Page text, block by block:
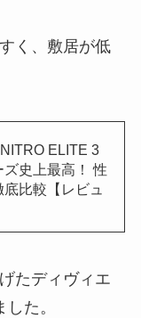
く、敷居が低
ELITE 3
史上最高！ 性
比較【レビュ
たディヴィエ
た。